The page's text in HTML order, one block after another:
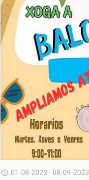
01-08-2023 - 08-09-2023